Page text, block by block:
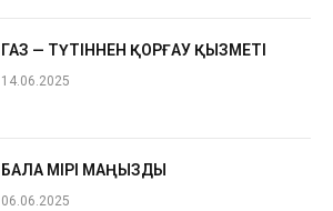
ГАЗ — ТҮТІННЕН ҚОРҒАУ ҚЫЗМЕТІ
14.06.2025
БАЛА ӨМІРІ МАҢЫЗДЫ
06.06.2025